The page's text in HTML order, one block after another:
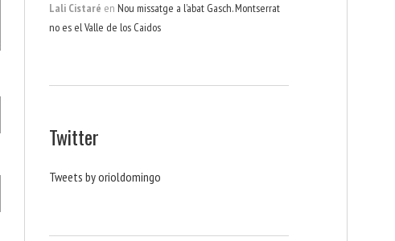
Lali Cistaré en Nou missatge a l’abat Gasch. Montserrat
no es el Valle de los Caidos
Twitter
Tweets by orioldomingo